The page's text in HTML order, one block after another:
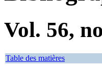
Vol. 56,
Table des matières